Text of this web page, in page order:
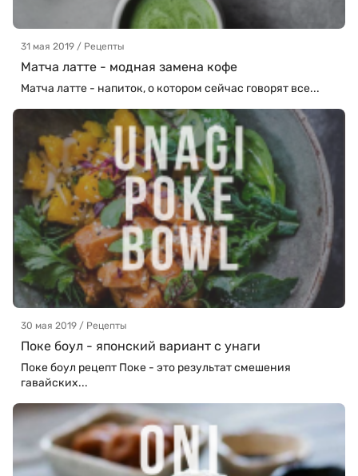
31 мая 2019 / Рецепты
Матча латте - модная замена кофе
Матча латте - напиток, о котором сейчас говорят все...
30 мая 2019 / Рецепты
Поке боул - японский вариант с унаги
Поке боул рецепт Поке - это результат смешения
гавайских...